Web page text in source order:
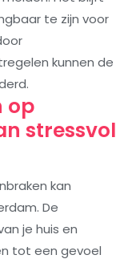
te zijn voor
kunnen de
op
stressvol
kan
De
je huis en
tot een gevoel